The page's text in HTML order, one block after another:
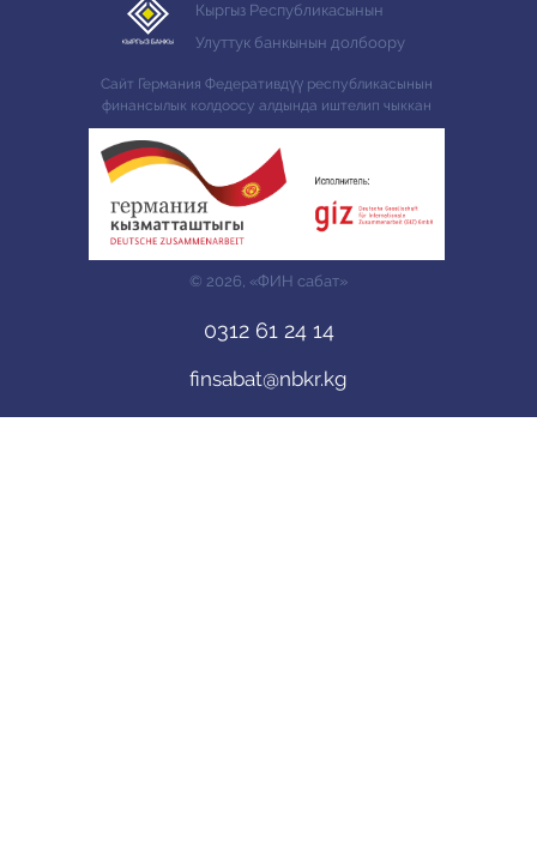
Кыргыз Республикасынын
Улуттук банкынын долбоору
Сайт Германия Федеративдүү республикасынын
финансылык колдоосу алдында иштелип чыккан
© 2026, «ФИН сабат»
0312 61 24 14
finsabat@nbkr.kg